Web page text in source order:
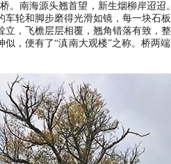
。南海源头翘首望，新生烟柳岸迢迢
轮和脚步磨得光滑如镜，每一块石
，飞檐层层相覆，翘角错落有致，
似，便有了“滇南大观楼”之称。桥两